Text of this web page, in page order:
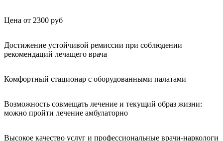
Цена от 2300 руб
Достижение устойчивой ремиссии при соблюдении
рекомендаций лечащего врача
Комфортный стационар с оборудованными палатами
Возможность совмещать лечение и текущий образ жизни:
можно пройти лечение амбулаторно
Высокое качество услуг и профессиональные врачи-наркологи